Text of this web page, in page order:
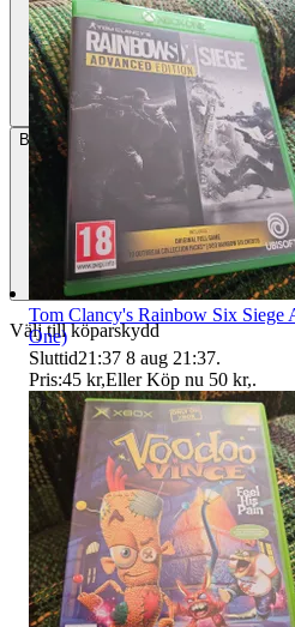
Betalning Via Tradera
Välj till köparskydd
Tom Clancy's Rainbow Six Siege
One)
Sluttid21:37 8 aug 21:37.
Pris:45 kr,Eller Köp nu 50 kr,.